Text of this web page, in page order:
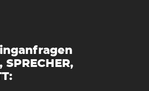
SPRECHER,